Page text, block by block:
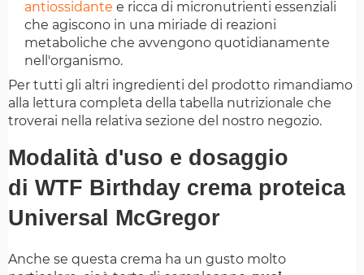
antiossidante e ricca di micronutrienti essenziali
che agiscono in una miriade di reazioni
metaboliche che avvengono quotidianamente
nell'organismo.
Per tutti gli altri ingredienti del prodotto rimandiamo
alla lettura completa della tabella nutrizionale che
troverai nella relativa sezione del nostro negozio.
Modalità d'uso e dosaggio
di WTF Birthday crema proteica
Universal McGregor
Anche se questa crema ha un gusto molto